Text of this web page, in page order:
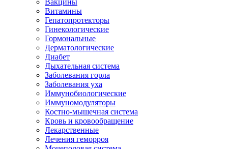
Вакцины
Витамины
Гепатопротекторы
Гинекологические
Гормональные
Дерматологические
Диабет
Дыхательная система
Заболевания горла
Заболевания уха
Иммунобиологические
Иммуномодуляторы
Костно-мышечная система
Кровь и кровообращение
Лекарственные
Лечения геморроя